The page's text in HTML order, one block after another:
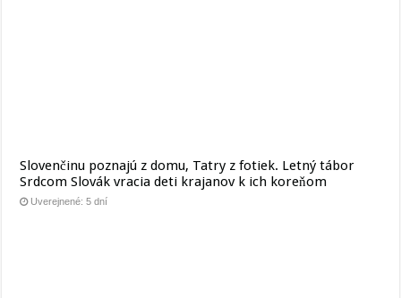
Slovenčinu poznajú z domu, Tatry z fotiek. Letný tábor
Srdcom Slovák vracia deti krajanov k ich koreňom
Uverejnené: 5 dní